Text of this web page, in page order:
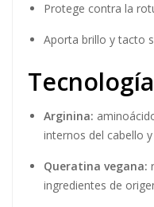
Protege contra la
Aporta brillo y tacto
Arginina:
internos del cabello
Queratina vegana:
ingredientes de